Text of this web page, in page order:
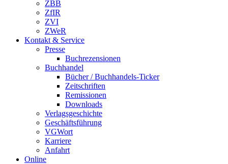
ZBB
ZfIR
ZVI
ZWeR
Kontakt & Service
Presse
Buchrezensionen
Buchhandel
Bücher / Buchhandels-Ticker
Zeitschriften
Remissionen
Downloads
Verlagsgeschichte
Geschäftsführung
VGWort
Karriere
Anfahrt
Online